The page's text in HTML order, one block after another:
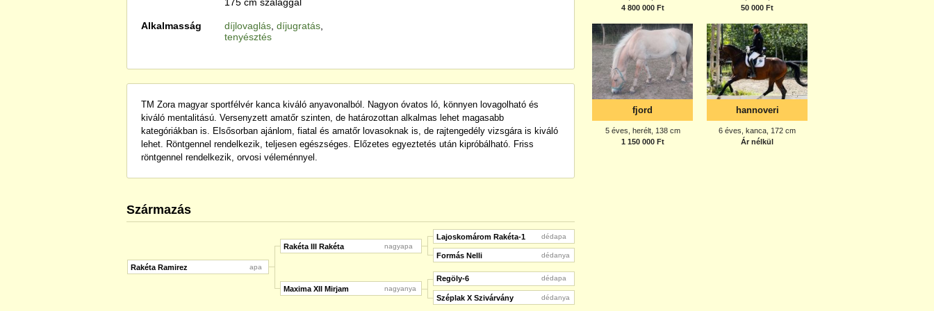
Alkalmasság díjlovaglás díjugratás
tenyésztés
TM Zora magyar sportfélvér kanca kiváló anyavonalból. Nagyon óvatos ló, könnyen lovagolható és
kiváló mentalitású. Versenyzett amatőr szinten, de határozottan alkalmas lehet magasabb
kategóriákban is. Elsősorban ajánlom, fiatal és amatőr lovasoknak is, de rajtengedély vizsgára is kiváló
lehet. Röntgennel rendelkezik, teljesen egészséges. Előzetes egyeztetés után kipróbálható. Friss
röntgennel rendelkezik, orvosi véleménnyel.
Származás
Rakéta Ramirez apa
Rakéta III Rakéta nagyapa
Maxima XII Mirjam nagyanya
Lajoskomárom Rakéta-1 dédapa
Formás Nelli dédanya
Regöly-6 dédapa
Széplak X Szivárvány dédanya